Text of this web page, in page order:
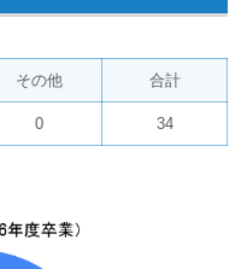
その他 合計
0 34